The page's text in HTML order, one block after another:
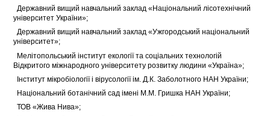
 Державний вищий навчальний заклад «Національний лісотехнічний
університет України»;
 Державний вищий навчальний заклад «Ужгородський національний
університет»;
 Мелітопольський інститут екології та соціальних технологій
Відкритого міжнародного університету розвитку людини «Україна»;
 Інститут мікробіології і вірусології ім. Д.К. Заболотного НАН України;
 Національний ботанічний сад імені М.М. Гришка НАН України;
 ТОВ «Жива Нива»;